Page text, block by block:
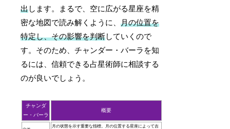
出します。まるで、空に広がる星座を精
密な地図で読み解くように、月の位置を
特定し、その影響を判断していくので
す。そのため、チャンダー・バーラを知
るには、信頼できる占星術師に相談する
のが良いでしょう。
チャンダ
ー・バーラ
概要
月の状態を示す重要な指標。月の位置する星座によって吉